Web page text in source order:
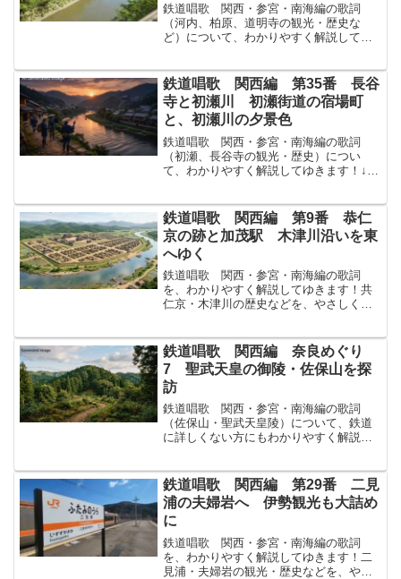
鉄道唱歌 関西・参宮・南海編の歌詞
（河内、柏原、道明寺の観光・歴史な
ど）について、わかりやすく解説してゆ
り路みちにすぎゆく柏原かしわらの名高
なたかき寺は道明寺どうみょ...
鉄道唱歌 関西編 第35番 長谷
寺と初瀬川 初瀬街道の宿場町
と、初瀬川の夕景色
鉄道唱歌 関西・参宮・南海編の歌詞
（初瀬、長谷寺の観光・歴史）につい
て、わかりやすく解説してゆきます！↓ま
瀬はつせの川の夕波ゆうなみにふくや初
瀬はつせの山おろしさらに読...
鉄道唱歌 関西編 第9番 恭仁
京の跡と加茂駅 木津川沿いを東
へゆく
鉄道唱歌 関西・参宮・南海編の歌詞
を、わかりやすく解説してゆきます！共
仁京・木津川の歴史などを、やさしく解
を出づれば左には木津川きづがわしろく
流れたり晒さらせる布の如...
鉄道唱歌 関西編 奈良めぐり
7 聖武天皇の御陵・佐保山を探
訪
鉄道唱歌 関西・参宮・南海編の歌詞
（佐保山・聖武天皇陵）について、鉄道
に詳しくない方にもわかりやすく解説し
うは聖武帝しょうむていをがむ袂たもと
の露つゆけきは草くさも昔や...
鉄道唱歌 関西編 第29番 二見
浦の夫婦岩へ 伊勢観光も大詰め
に
鉄道唱歌 関西・参宮・南海編の歌詞
を、わかりやすく解説してゆきます！二
見浦・夫婦岩の観光・歴史などを、やさ